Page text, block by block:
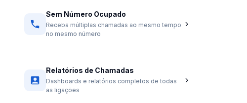
Sem Número Ocupado
Receba múltiplas chamadas ao mesmo tempo
no mesmo número
Relatórios de Chamadas
Dashboards e relatórios completos de todas
as ligações